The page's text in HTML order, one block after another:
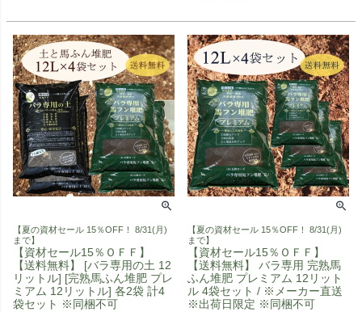
【夏の資材セール 15％OFF！ 8/31(月)
まで】
【資材セール15％ＯＦＦ】
【送料無料】 [バラ専用の土 12
リットル] [完熟馬ふん堆肥 プレ
ミアム 12リットル] 各2袋 計4
袋セット ※同梱不可
【夏の資材セール 15％OFF！ 8/31(月)
まで】
【資材セール15％ＯＦＦ】
【送料無料】 バラ専用 完熟馬
ふん堆肥 プレミアム 12リット
ル 4袋セット / ※メーカー直送
※出荷日限定 ※同梱不可